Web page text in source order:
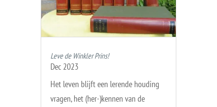
Leve de Winkler Prins!
Dec 2023
Het leven blijft een lerende houding
vragen, het (her-)kennen van de